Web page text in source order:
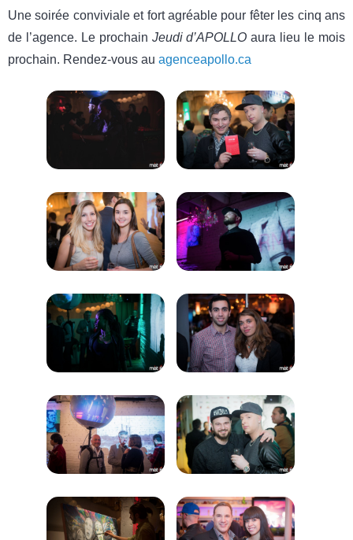
Une soirée conviviale et fort agréable pour fêter les cinq ans
de l’agence. Le prochain Jeudi d’APOLLO aura lieu le mois
prochain. Rendez-vous au agenceapollo.ca